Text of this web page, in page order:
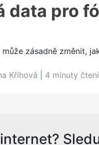
pro
zásadně změnit,
Kříhová 4 minuty čtení